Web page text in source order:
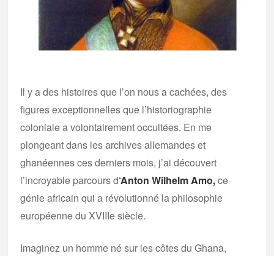
Il y a des histoires que l’on nous a cachées, des
figures exceptionnelles que l’historiographie
coloniale a volontairement occultées. En me
plongeant dans les archives allemandes et
ghanéennes ces derniers mois, j’ai découvert
l’incroyable parcours d‘Anton Wilhelm Amo,ce
génie africain qui a révolutionné la philosophie
européenne du XVIIIe siècle.
Imaginez un homme né sur les côtes du Ghana,